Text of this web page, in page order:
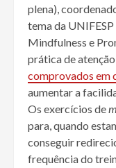
plena),
tema da
Mindfulness e
prática de
comprovados em
aumentar a
Os exercícios de
para, quando
conseguir
frequência do